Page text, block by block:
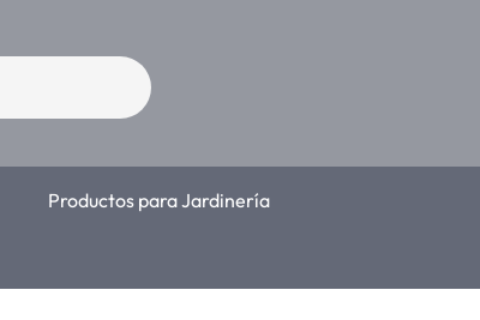
Productos para Jardinería